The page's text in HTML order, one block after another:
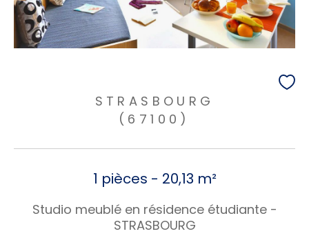
STRASBOURG
(67100)
1 pièces - 20,13 m²
Studio meublé en résidence étudiante -
STRASBOURG